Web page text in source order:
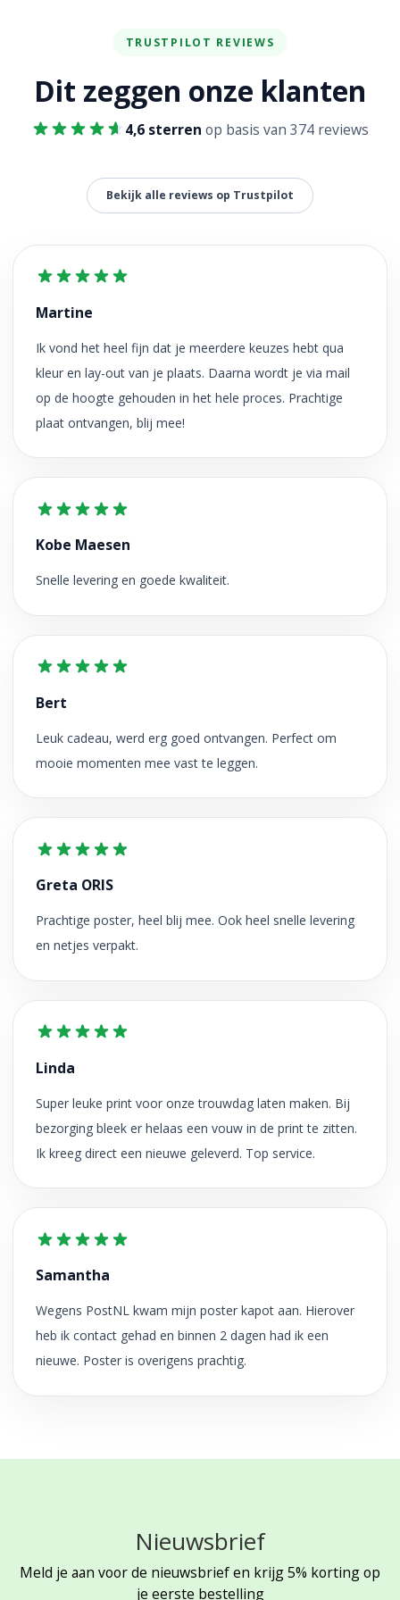
TRUSTPILOT REVIEWS
Dit zeggen onze klanten
4,6 sterren op basis van 374 reviews
Bekijk alle reviews op Trustpilot
Martine
Ik vond het heel fijn dat je meerdere keuzes hebt qua
kleur en lay-out van je plaats. Daarna wordt je via mail
op de hoogte gehouden in het hele proces. Prachtige
plaat ontvangen, blij mee!
Kobe Maesen
Snelle levering en goede kwaliteit.
Bert
Leuk cadeau, werd erg goed ontvangen. Perfect om
mooie momenten mee vast te leggen.
Greta ORIS
Prachtige poster, heel blij mee. Ook heel snelle levering
en netjes verpakt.
Linda
Super leuke print voor onze trouwdag laten maken. Bij
bezorging bleek er helaas een vouw in de print te zitten.
Ik kreeg direct een nieuwe geleverd. Top service.
Samantha
Wegens PostNL kwam mijn poster kapot aan. Hierover
heb ik contact gehad en binnen 2 dagen had ik een
nieuwe. Poster is overigens prachtig.
Nieuwsbrief
Meld je aan voor de nieuwsbrief en krijg 5% korting op
je eerste bestelling